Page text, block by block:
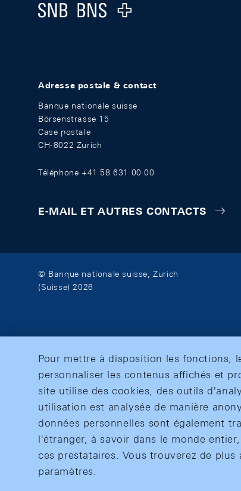
Logo
Adresse postale & contact
Banque nationale suisse
Börsenstrasse 15
Case postale
CH-8022 Zurich
Téléphone +41 58 631 00 00
E-MAIL ET AUTRES CONTACTS
© Banque nationale suisse, Zurich
(Suisse) 2026
Pour mettre à disposition les fonctions,
personnaliser les contenus affichés et
site utilise des cookies, des outils
utilisation est analysée de manière
données personnelles sont également
l'étranger, à savoir dans le monde
ces prestataires. Vous trouverez de
paramètres.